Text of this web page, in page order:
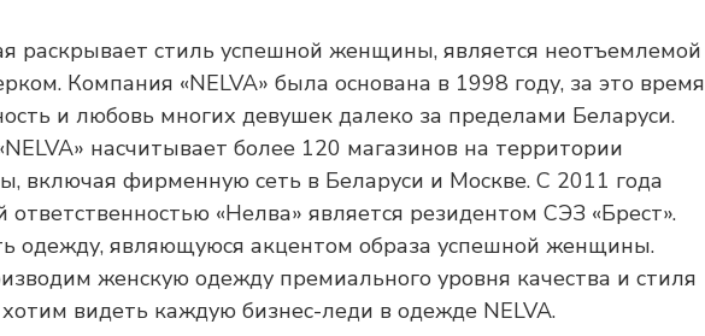
раскрывает стиль успешной женщины, является неотъемлемой
Компания «NELVA» была основана в 1998 году, за это время
и любовь многих девушек далеко за пределами Беларуси.
насчитывает более 120 магазинов на территории
включая фирменную сеть в Беларуси и Москве. С 2011 года
«Нелва» является резидентом СЭЗ «Брест».
одежду, являющуюся акцентом образа успешной женщины.
женскую одежду премиального уровня качества и стиля
видеть каждую бизнес-леди в одежде NELVA.